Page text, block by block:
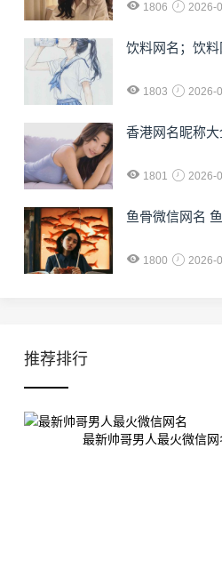
1806 2026-
饮料网名；饮
1803 2026-
香港网名昵称
1801 2026-
鱼骨微信网名
1800 2026-
推荐排行
最新帅哥男人最火微信网